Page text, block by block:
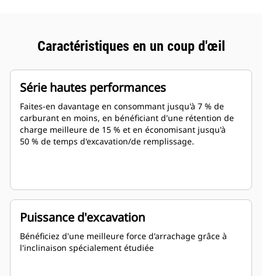
Caractéristiques en un coup d'œil
Série hautes performances
Faites-en davantage en consommant jusqu'à 7 % de
carburant en moins, en bénéficiant d'une rétention de
charge meilleure de 15 % et en économisant jusqu'à
50 % de temps d'excavation/de remplissage.
Puissance d'excavation
Bénéficiez d'une meilleure force d'arrachage grâce à
l'inclinaison spécialement étudiée